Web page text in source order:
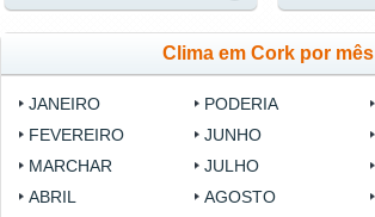
Clima em Cork por mês
JANEIRO
FEVEREIRO
MARCHAR
ABRIL
PODERIA
JUNHO
JULHO
AGOSTO